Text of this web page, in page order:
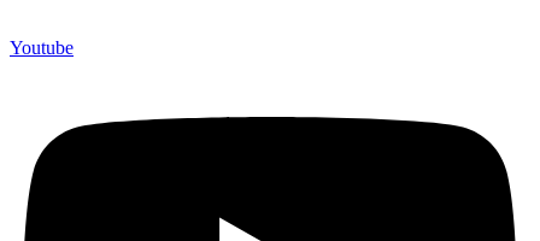
Youtube